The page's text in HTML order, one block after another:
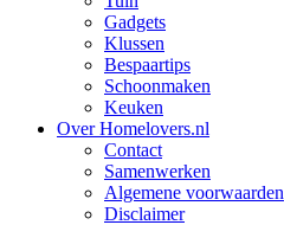
Gadgets
Klussen
Bespaartips
Schoonmaken
Keuken
Over Homelovers.nl
Contact
Samenwerken
Algemene voorwaarden
Disclaimer